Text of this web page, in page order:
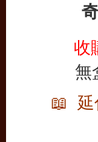
收
無
📖 延